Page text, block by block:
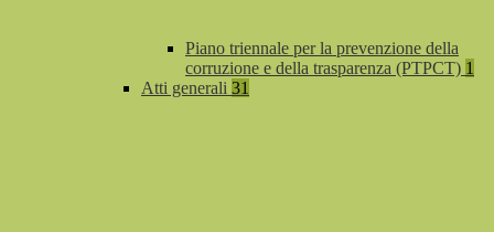
Piano triennale per la prevenzione della
corruzione e della trasparenza (PTPCT) 1
Atti generali 31